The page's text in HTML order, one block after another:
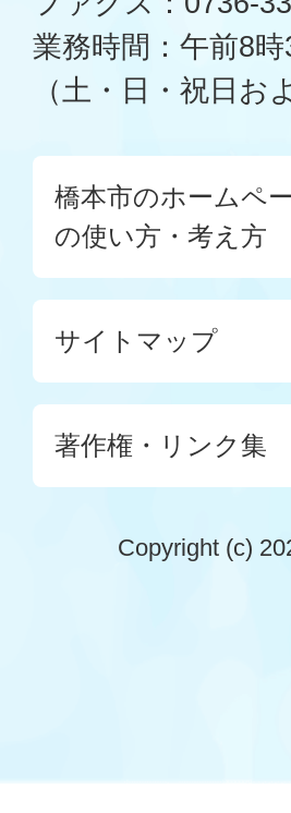
業務時間：午前8
（土・日・祝日
橋本市のホームペ
の使い方・考え方
サイトマップ
著作権・リンク集
Copyright (c)